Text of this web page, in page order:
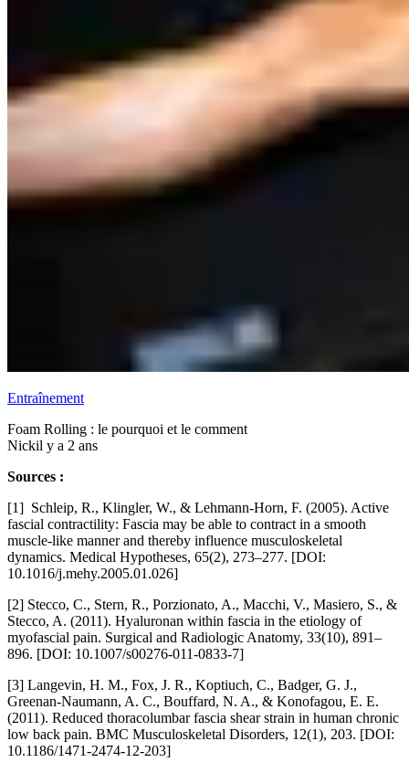
Entraînement
Foam Rolling : le pourquoi et le comment
Nickil y a 2 ans
Sources :
[1] Schleip, R., Klingler, W., & Lehmann-Horn, F. (2005). Active
fascial contractility: Fascia may be able to contract in a smooth
muscle-like manner and thereby influence musculoskeletal
dynamics. Medical Hypotheses, 65(2), 273–277. [DOI:
10.1016/j.mehy.2005.01.026]
[2] Stecco, C., Stern, R., Porzionato, A., Macchi, V., Masiero, S., &
Stecco, A. (2011). Hyaluronan within fascia in the etiology of
myofascial pain. Surgical and Radiologic Anatomy, 33(10), 891–
896. [DOI: 10.1007/s00276-011-0833-7]
[3] Langevin, H. M., Fox, J. R., Koptiuch, C., Badger, G. J.,
Greenan-Naumann, A. C., Bouffard, N. A., & Konofagou, E. E.
(2011). Reduced thoracolumbar fascia shear strain in human chronic
low back pain. BMC Musculoskeletal Disorders, 12(1), 203. [DOI:
10.1186/1471-2474-12-203]